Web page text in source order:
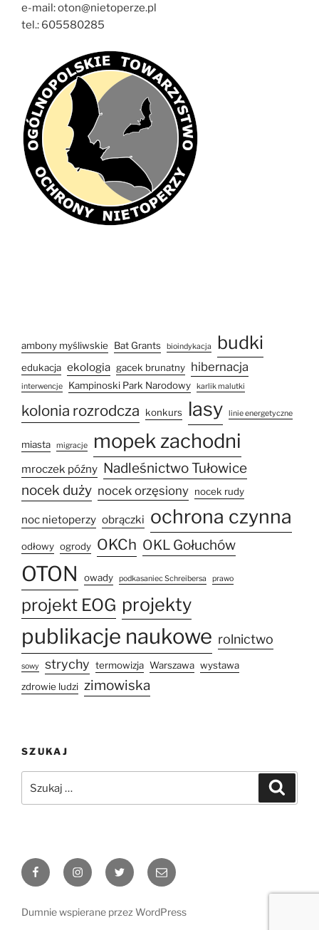
e-mail: oton@nietoperze.pl
tel.: 605580285
ambony myśliwskie Bat Grants bioindykacja budki
edukacja ekologia gacek brunatny hibernacja
interwencje Kampinoski Park Narodowy karlik malutki
kolonia rozrodcza konkurs lasy linie energetyczne
miasta migracje mopek zachodni
mroczek późny Nadleśnictwo Tułowice
nocek duży nocek orzęsiony nocek rudy
noc nietoperzy obrączki ochrona czynna
odłowy ogrody OKCh OKL Gołuchów
OTON owady podkasaniec Schreibersa prawo
projekt EOG projekty
publikacje naukowe rolnictwo
sowy strychy termowizja Warszawa wystawa
zdrowie ludzi zimowiska
SZUKAJ
FacebookInstagramTwitter Email
Dumnie wspierane przez WordPress